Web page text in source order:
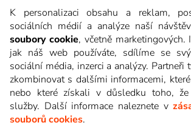
K personalizaci obsahu a reklam,
sociálních médií a analýze naší
soubory cookie, včetně marketingových.
jak náš web používáte, sdílíme se
sociální média, inzerci a analýzy. Partneři
zkombinovat s dalšími informacemi,
nebo které získali v důsledku toho, že
služby. Další informace naleznete v
souborů cookies.